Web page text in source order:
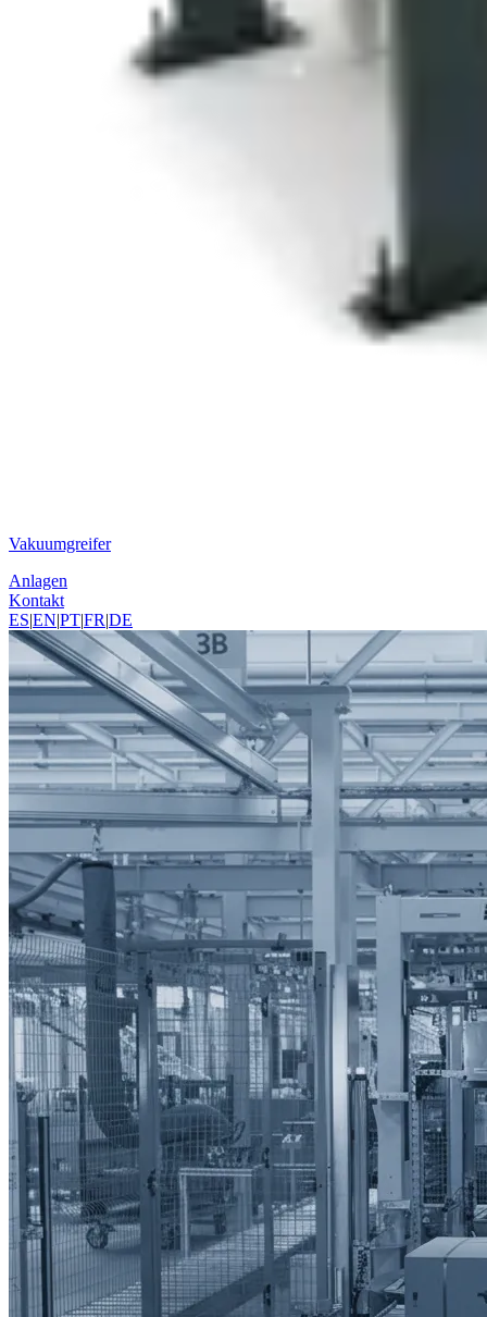
Vakuumgreifer
Anlagen
Kontakt
ES|EN|PT|FR|DE